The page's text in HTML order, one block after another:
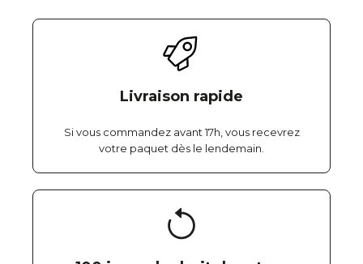
Livraison rapide
Si vous commandez avant 17h, vous recevrez
votre paquet dès le lendemain.